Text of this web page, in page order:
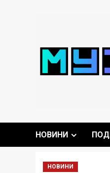
НОВИНИ
НОВИНИ